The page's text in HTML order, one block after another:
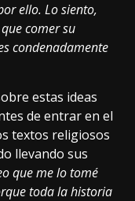
ello. Lo siento,
comer su
condenadamente
estas ideas
de entrar en el
textos religiosos
llevando sus
que me lo tomé
toda la historia